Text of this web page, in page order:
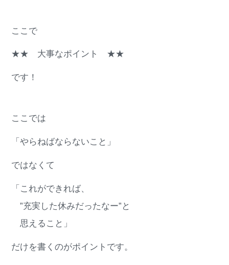
ここで
★★ 大事なポイント ★★
です！
ここでは
「やらねばならないこと」
ではなくて
「これができれば、
”充実した休みだったなー”と
思えること」
だけを書くのがポイントです。